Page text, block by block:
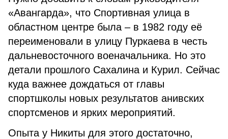
«Авангарда», что Спортивная улица в
областном центре была – в 1982 году её
переименовали в улицу Пуркаева в честь
дальневосточного военачальника. Но это
детали прошлого Сахалина и Курил. Сейчас
куда важнее дождаться от главы
спортшколы новых результатов анивских
спортсменов и ярких мероприятий.
Опыта у Никиты для этого достаточно,